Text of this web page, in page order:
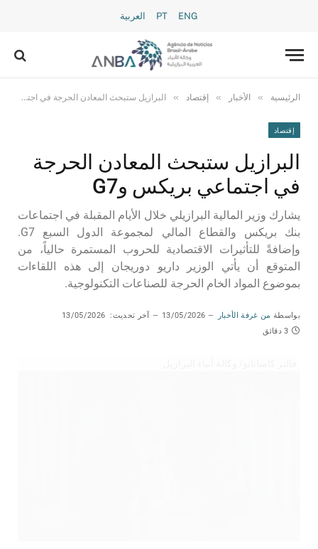
PT ENG العربية
الرئيسية » الأخبار » إقتصاد » البرازيل ستبحث المعادن الحرجة في اجتماعي بريكس وG7
إقتصاد
البرازيل ستبحث المعادن الحرجة
في اجتماعي بريكس وG7
يشارك وزير المالية البرازيلي خلال الأيام المقبلة في اجتماعات
بنك بريكس والقطاع المالي لمجموعة الدول السبع G7.
وإضافةً للتأثيرات الاقتصادية للحروب المستمرة حالياً، من
المتوقع أن يأتي الوزير داريو دوريجان إلى هذه اللقاءات
بموضوع المواد الخام الحرجة للصناعات التكنولوجية.
بواسطة من غرفة الأخبار 13/05/2026 آخر تحديث: 13/05/2026
3 دقائق